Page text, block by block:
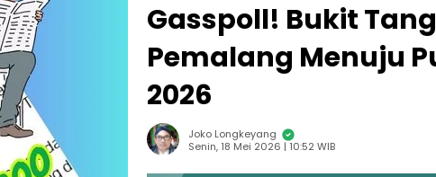
Gasspoll! Bukit
Pemalang Menuju
2026
Joko Longkeyang
Senin, 18 Mei 2026 | 10:52 WIB